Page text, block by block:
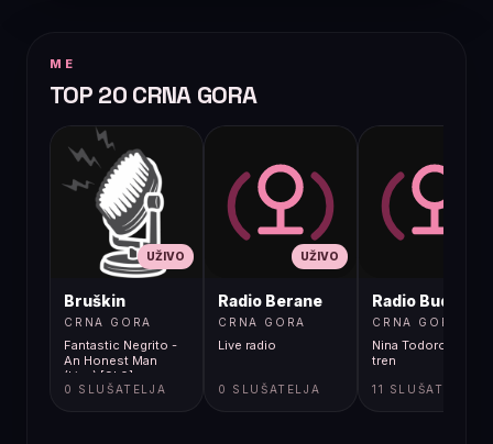
ME
TOP 20 CRNA GORA
UŽIVO
Bruškin
CRNA GORA
Fantastic Negrito -
An Honest Man
(Live) [9k0]
0 SLUŠATELJA
UŽIVO
Radio Berane
CRNA GORA
Live radio
0 SLUŠATELJA
Radio Budva
CRNA GORA
Nina Todorovic -
tren
11 SLUŠATELJA